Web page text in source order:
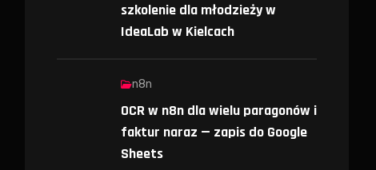
szkolenie dla młodzieży w
IdeaLab w Kielcach
n8n
OCR w n8n dla wielu paragonów i
faktur naraz — zapis do Google
Sheets